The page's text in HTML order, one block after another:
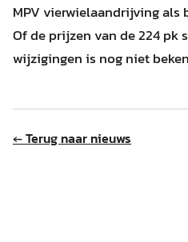
MPV vierwielaandrijving
Of de prijzen van de 224 pk
wijzigingen is nog niet
← Terug naar nieuws